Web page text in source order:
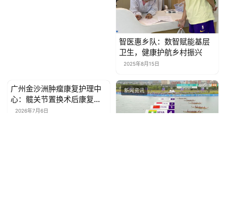
智医惠乡队：数智赋能基层
卫生，健康护航乡村振兴
2025年8月15日
新闻资讯
广州金沙洲肿瘤康复护理中
心：髋关节置换术后康复与
便利探望的理想选择
2026年7月6日
新闻资讯